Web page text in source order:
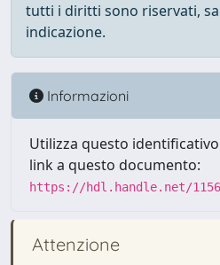
tutti i diritti sono riservati,
indicazione.
Informazioni
Utilizza questo
link a questo documento:
https://hdl.handle.net/
Attenzione